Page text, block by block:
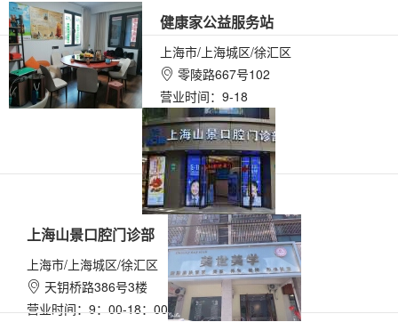
健康家公益服务站
上海市/上海城区/徐汇区
 零陵路667号102
营业时间：9-18
上海山景口腔门诊部
上海市/上海城区/徐汇区
 天钥桥路386号3楼
营业时间：9：00-18：00